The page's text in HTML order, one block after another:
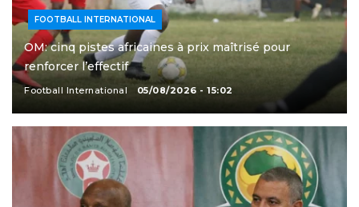
FOOTBALL INTERNATIONAL
OM: cinq pistes africaines à prix maîtrisé pour
renforcer l’effectif
Football International 05/08/2026 - 15:02